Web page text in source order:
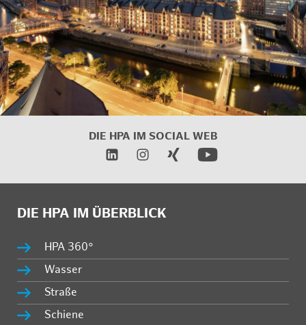
DIE HPA IM SOCIAL WEB
DIE HPA IM ÜBERBLICK
HPA 360°
Wasser
Straße
Schiene